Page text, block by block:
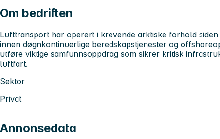
Om bedriften
Lufttransport har operert i krevende arktiske forhold
innen døgnkontinuerlige beredskapstjenester og
utføre viktige samfunnsoppdrag som sikrer kritisk
luftfart.
Sektor
Privat
Annonsedata